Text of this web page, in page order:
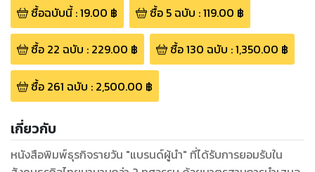
ซื้อฉบับนี้:19.00 ฿ ซื้อ 5ฉบับ :119.00 ฿
ซื้อ 22 ฉบับ : 229.00 ฿ ซื้อ130 ฉบับ :1,350.00 ฿
ซื้อ 261 ฉบับ : 2,500.00 ฿
เกี่ยวกับ
หนังสือพิมพ์ธุรกิจรายวัน "แบรนด์ผู้นำ" ที่ได้รับการยอมรับใน